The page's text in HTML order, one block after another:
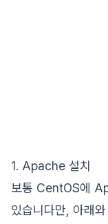
1. Apache 설치
보통 CentOS에
있습니다만, 아래